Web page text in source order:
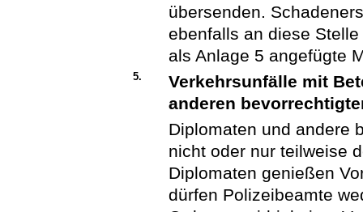
übersenden.
ebenfalls an diese
als Anlage 5 angefügte
5.
Verkehrsunfälle mit
anderen
Diplomaten und andere
nicht oder nur teilweise
Diplomaten genießen
dürfen Polizeibeamte